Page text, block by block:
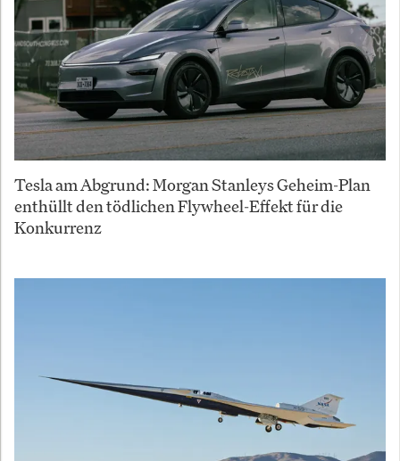
Tesla am Abgrund: Morgan Stanleys Geheim-Plan
enthüllt den tödlichen Flywheel-Effekt für die
Konkurrenz